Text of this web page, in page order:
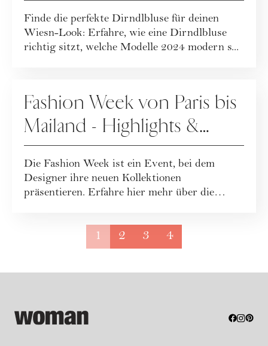
Finde die perfekte Dirndlbluse für deinen
Wiesn-Look: Erfahre, wie eine Dirndlbluse
richtig sitzt, welche Modelle 2024 modern s...
Fashion Week von Paris bis
Mailand - Highlights &
Termine der bekanntesten
Labels
Die Fashion Week ist ein Event, bei dem
Designer ihre neuen Kollektionen
präsentieren. Erfahre hier mehr über die
1 2 3 4